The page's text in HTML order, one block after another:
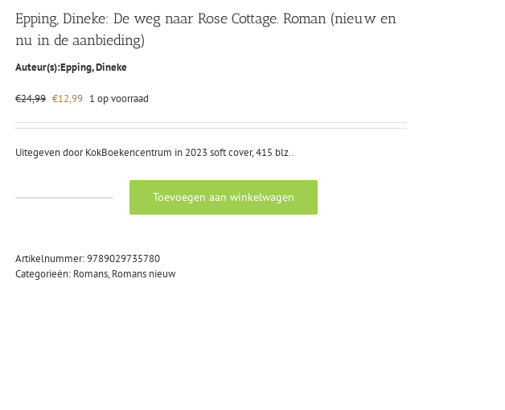
Epping, Dineke: De weg naar Rose Cottage. Roman (nieuw en
nu in de aanbieding)
Auteur(s):Epping, Dineke
€24,99 Oorspronkelijke
was:
€12,99Huidige
is:
1 op voorraad
Uitegeven door KokBoekencentrum in 2023 soft cover, 415 blz..
naar
Rose
Toevoegen aan winkelwagen
Artikelnummer:9789029735780
Categorieën: Romans, Romans nieuw